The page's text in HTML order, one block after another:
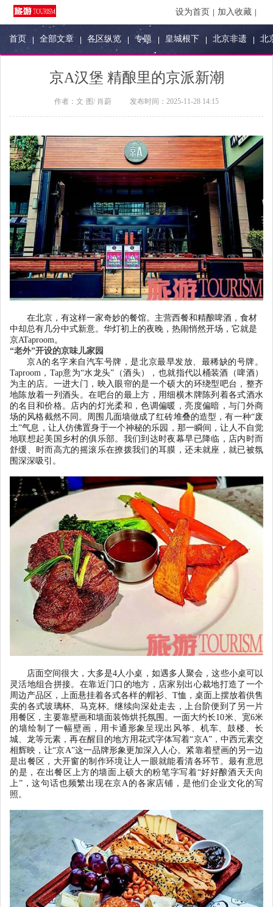
设为首页 加入收藏
首页 全部文章 各区纵览 专题 皇城根下 北京非遗 北
京A汉堡 精酿里的京派新潮
作者： 文·图/ 肖蔚 发布时间： 2025-11-28 14:15
在北京，有这样一家奇妙的餐馆。主营西餐和精酿啤酒，食材
中却总有几分中式新意。华灯初上的夜晚，热闹悄然开场，它就是
京ATaproom 。
“老外”开设的京味儿家园
京A的名字来自汽车号牌，是北京最早发放、最稀缺的号牌。
Taproom ， Tap意为“水龙头” （酒头），也就指代以桶装酒（啤酒）
为主的店。一进大门，映入眼帘的是一个硕大的环绕型吧台，整齐
地陈放着一列酒头。在吧台的最上方，用细横木牌陈列着各式酒水
的名目和价格。店内的灯光柔和，色调偏暖，亮度偏暗，与门外商
场的风格截然不同。周围几面墙做成了红砖堆叠的造型，有一种“废
土”气息，让人仿佛置身于一个神秘的乐园，那一瞬间，让人不自觉
地联想起美国乡村的俱乐部。我们到达时夜幕早已降临，店内时而
舒缓、时而高亢的摇滚乐在撩拨我们的耳膜，还未就座，就已被氛
围深深吸引。
店面空间很大，大多是4人小桌，如遇多人聚会，这些小桌可以
灵活地组合拼接。在靠近门口的地方，店家别出心裁地打造了一个
周边产品区，上面悬挂着各式各样的帽衫、 T恤，桌面上摆放着供售
卖的各式玻璃杯、马克杯。继续向深处走去，上台阶便到了另一片
用餐区，主要靠壁画和墙面装饰烘托氛围。一面大约长10米、宽6米
的墙绘制了一幅壁画，用卡通形象呈现出风筝、机车、鼓楼、长
城、龙等元素，再在醒目的地方用花式字体写着“京A”，中西元素交
相辉映，让“京A”这一品牌形象更加深入人心。紧靠着壁画的另一边
是出餐区，大开窗的制作环境让人一眼就能看清各环节。最有意思
的是，在出餐区上方的墙面上硕大的粉笔字写着“好好酿酒天天向
上”，这句话也频繁出现在京A的各家店铺，是他们企业文化的写
照。